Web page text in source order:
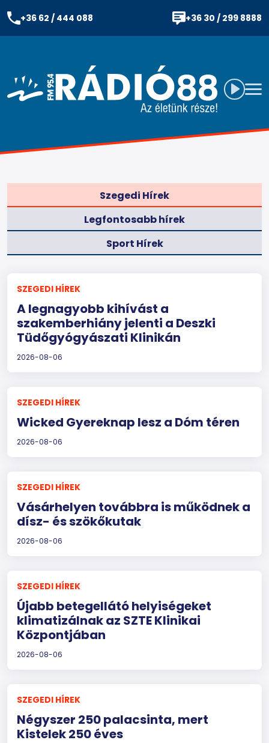
+36 62 / 444 088 +36 30 / 299 8888
Szegedi Hírek
Legfontosabb hírek
Sport Hírek
SZEGEDI HÍREK
A legnagyobb kihívást a
szakemberhiány jelenti a Deszki
Tüdőgyógyászati Klinikán
2026-08-06
SZEGEDI HÍREK
Wicked Gyereknap lesz a Dóm téren
2026-08-06
SZEGEDI HÍREK
Vásárhelyen továbbra is működnek a
dísz- és szökőkutak
2026-08-06
SZEGEDI HÍREK
Újabb betegellátó helyiségeket
klimatizálnak az SZTE Klinikai
Központjában
2026-08-06
SZEGEDI HÍREK
Négyszer 250 palacsinta, mert
Kistelek 250 éves